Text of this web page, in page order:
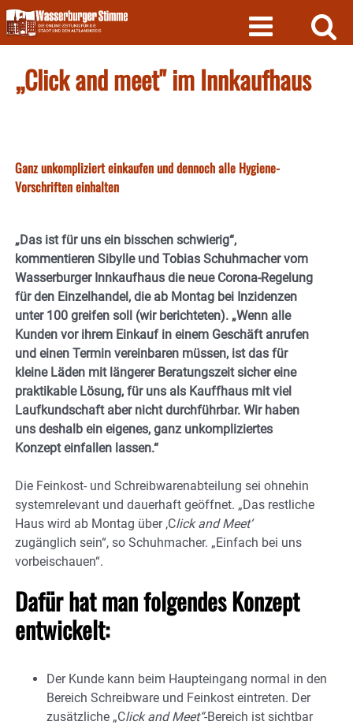
Skip
to
content
„Click and meet" im Innkaufhaus
Ganz unkompliziert einkaufen und dennoch alle Hygiene-
Vorschriften einhalten
„Das ist für uns ein bisschen schwierig“,
kommentieren Sibylle und Tobias Schuhmacher vom
Wasserburger Innkaufhaus die neue Corona-Regelung
für den Einzelhandel, die ab Montag bei Inzidenzen
unter 100 greifen soll (wir berichteten). „Wenn alle
Kunden vor ihrem Einkauf in einem Geschäft anrufen
und einen Termin vereinbaren müssen, ist das für
kleine Läden mit längerer Beratungszeit sicher eine
praktikable Lösung, für uns als Kauffhaus mit viel
Laufkundschaft aber nicht durchführbar. Wir haben
uns deshalb ein eigenes, ganz unkompliziertes
Konzept einfallen lassen.“
Die Feinkost- und Schreibwarenabteilung sei ohnehin
systemrelevant und dauerhaft geöffnet. „Das restliche
Haus wird ab Montag über ,Click and Meet‘
zugänglich sein“, so Schuhmacher. „Einfach bei uns
vorbeischauen“.
Dafür hat man folgendes Konzept
entwickelt:
Der Kunde kann beim Haupteingang normal in den
Bereich Schreibware und Feinkost eintreten. Der
zusätzliche „Click and Meet“-Bereich ist sichtbar